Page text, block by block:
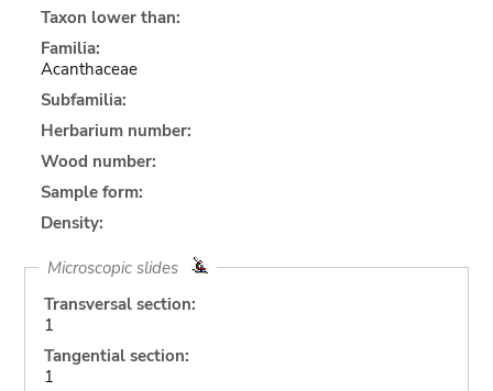
Taxon lower than:
Familia:
Acanthaceae
Subfamilia:
Herbarium number:
Wood number:
Sample form:
Density:
Microscopic slides
Transversal section:
1
Tangential section:
1